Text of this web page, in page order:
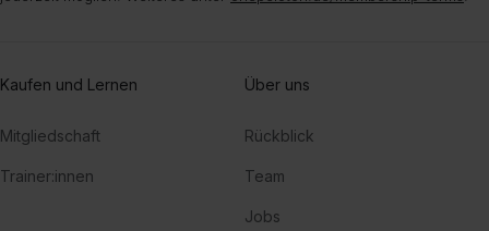
Kaufen und Lernen
Mitgliedschaft
Trainer:innen
Über uns
Rückblick
Team
Jobs